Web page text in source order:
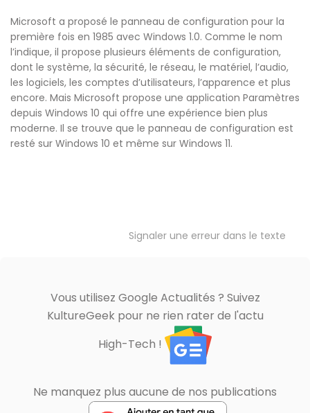
Microsoft a proposé le panneau de configuration pour la
première fois en 1985 avec Windows 1.0. Comme le nom
l’indique, il propose plusieurs éléments de configuration,
dont le système, la sécurité, le réseau, le matériel, l’audio,
les logiciels, les comptes d’utilisateurs, l’apparence et plus
encore. Mais Microsoft propose une application Paramètres
depuis Windows 10 qui offre une expérience bien plus
moderne. Il se trouve que le panneau de configuration est
resté sur Windows 10 et même sur Windows 11.
Signaler une erreur dans le texte
Vous utilisez Google Actualités ? Suivez
KultureGeek pour ne rien rater de l'actu
High-Tech !
Ne manquez plus aucune de nos publications